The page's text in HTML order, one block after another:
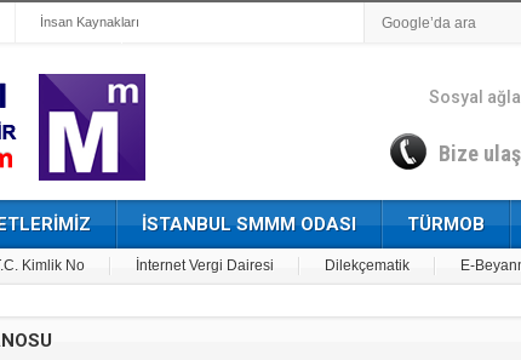
İnsan Kaynakları
Sosyal
Bize
İSTANBUL SMMM ODASI TÜRMOB
Kimlik No İnternet Vergi Dairesi Dilekçematik E-